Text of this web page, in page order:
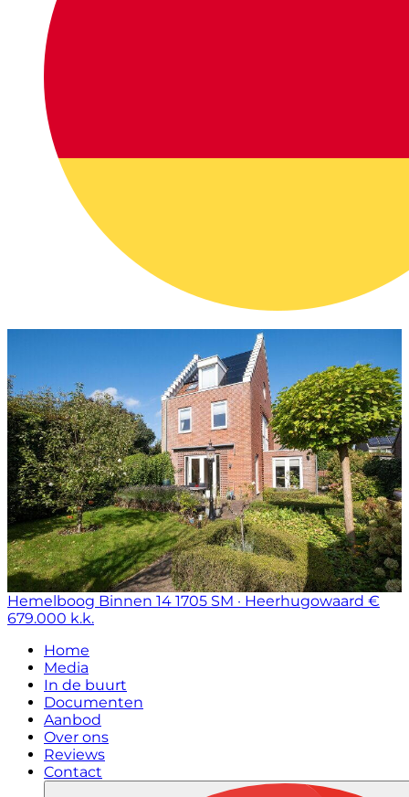
Hemelboog Binnen 14 1705 SM · Heerhugowaard €
679.000 k.k.
Home
Media
In de buurt
Documenten
Aanbod
Over ons
Reviews
Contact